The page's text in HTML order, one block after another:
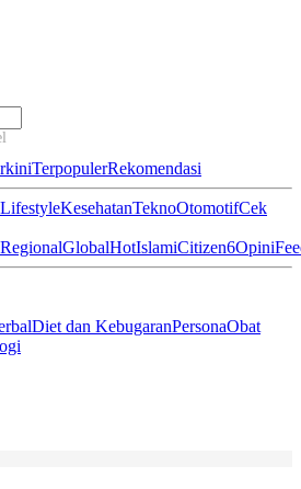
ini...
TerpopulerRekomendasi
LifestyleKesehatanTeknoOtomotifCek
RegionalGlobalHotIslamiCitizen6Opini
Diet dan KebugaranPersonaObat